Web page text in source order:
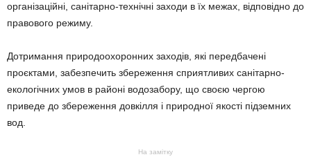
організаційні, санітарно-технічні заходи в їх межах, відповідно до
правового режиму.
Дотримання природоохоронних заходів, які передбачені
проєктами, забезпечить збереження сприятливих санітарно-
екологічних умов в районі водозабору, що своєю чергою
приведе до збереження довкілля і природної якості підземних
вод.
На замітку